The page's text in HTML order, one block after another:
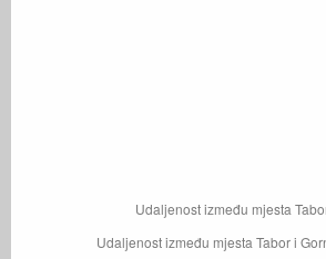
Udaljenost između mjesta
Udaljenost između mjesta Tabor i